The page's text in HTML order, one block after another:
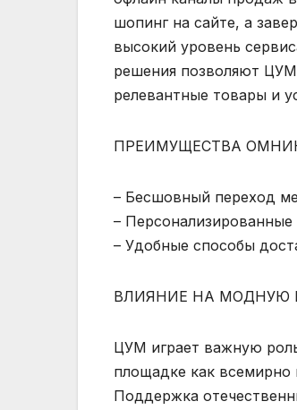
шопинг на сайте, а
высокий уровень
решения позволяют
релевантные товары и
ПРЕИМУЩЕСТВА
– Бесшовный переход
–
– Удобные способы
ВЛИЯНИЕ НА МОДНУЮ
ЦУМ играет важную
площадке как всемирно
Поддержка